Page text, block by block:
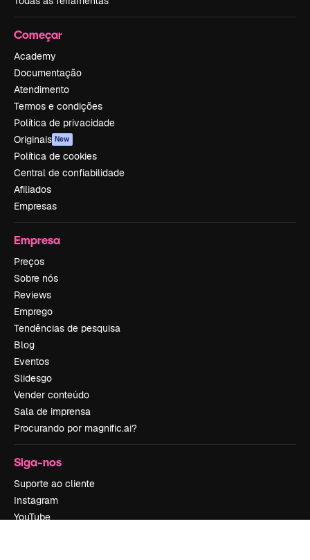
Começar
Academy
Documentação
Atendimento
Termos e condições
Política de privacidade
Originais New
Política de cookies
Central de confiabilidade
Afiliados
Empresas
Empresa
Preços
Sobre nós
Reviews
Emprego
Tendências de pesquisa
Blog
Eventos
Slidesgo
Vender conteúdo
Sala de imprensa
Procurando por magnific.ai?
Siga-nos
Suporte ao cliente
Instagram
YouTube